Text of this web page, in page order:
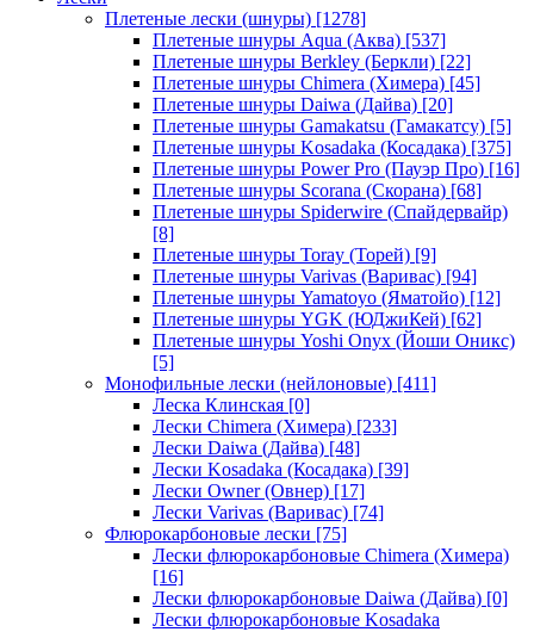
Плетеные лески (шнуры) [1278]
Плетеные шнуры Aqua (Аква) [537]
Плетеные шнуры Berkley (Беркли) [22]
Плетеные шнуры Chimera (Химера) [45]
Плетеные шнуры Daiwa (Дайва) [20]
Плетеные шнуры Gamakatsu (Гамакатсу) [5]
Плетеные шнуры Kosadaka (Косадака) [375]
Плетеные шнуры Power Pro (Пауэр Про) [16]
Плетеные шнуры Scorana (Скорана) [68]
Плетеные шнуры Spiderwire (Спайдервайр)
[8]
Плетеные шнуры Toray (Торей) [9]
Плетеные шнуры Varivas (Варивас) [94]
Плетеные шнуры Yamatoyo (Яматойо) [12]
Плетеные шнуры YGK (ЮДжиКей) [62]
Плетеные шнуры Yoshi Onyx (Йоши Оникс)
[5]
Монофильные лески (нейлоновые) [411]
Леска Клинская [0]
Лески Chimera (Химера) [233]
Лески Daiwa (Дайва) [48]
Лески Kosadaka (Косадака) [39]
Лески Owner (Овнер) [17]
Лески Varivas (Варивас) [74]
Флюрокарбоновые лески [75]
Лески флюрокарбоновые Chimera (Химера)
[16]
Лески флюрокарбоновые Daiwa (Дайва) [0]
Лески флюрокарбоновые Kosadaka